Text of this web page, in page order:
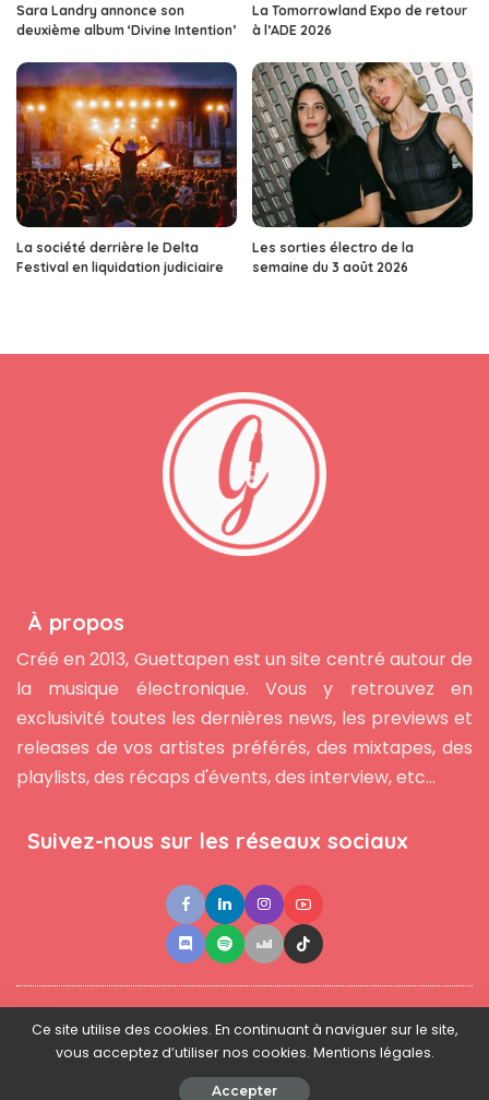
Sara Landry annonce son
deuxième album ‘Divine Intention’
La Tomorrowland Expo de retour
à l’ADE 2026
La société derrière le Delta
Festival en liquidation judiciaire
Les sorties électro de la
semaine du 3 août 2026
À propos
Créé en 2013, Guettapen est un site centré autour de
la musique électronique. Vous y retrouvez en
exclusivité toutes les dernières news, les previews et
releases de vos artistes préférés, des mixtapes, des
playlists, des récaps d'évents, des interview, etc...
Suivez-nous sur les réseaux sociaux
Contact ●Newsletter ● L'équipe ● Mentions légales
© 2025 - www.guettapen.com - Tous droits réservés.
Ce site utilise des cookies. En continuant à naviguer sur le site,
vous acceptez d’utiliser nos cookies. Mentions légales.
Accepter